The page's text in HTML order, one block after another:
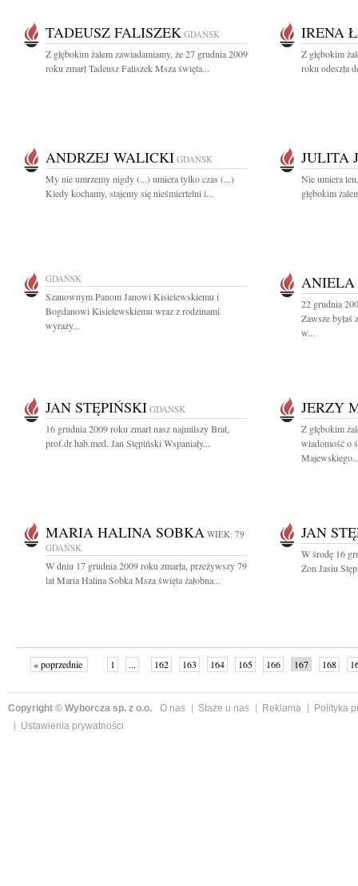
TADEUSZ FALISZEK GDAŃSK
Z głębokim żalem zawiadamiamy, że 27 grudnia 2009
roku zmarł Tadeusz Faliszek Msza święta...
IRENA
Z głębokim
roku odeszła
ANDRZEJ WALICKI GDAŃSK
My nie umrzemy nigdy (...) umiera tylko czas (...)
Kiedy kochamy, stajemy się nieśmiertelni i...
JULITA
Nie umiera
głębokim
GDAŃSK
Szanownym Panom Janowi Kisielewskiemu i
Bogdanowi Kisielewskiemu wraz z rodzinami
wyrazy...
22 grudnia
Zawsze
w...
JAN STĘPIŃSKI GDAŃSK
16 grudnia 2009 roku zmarł nasz najmilszy Brat,
prof.dr hab.med. Jan Stępiński Wspaniały...
JERZY
Z głębokim
wiadomość o
MARIA HALINA SOBKA WIEK: 79
GDAŃSK
W dniu 17 grudnia 2009 roku zmarła, przeżywszy 79
lat Maria Halina Sobka Msza święta żałobna...
JAN
W środę 16
Żon Jasiu
« poprzednie 1 ... 162 163 164 165 166 167 168
Copyright © Wyborcza sp. z o.o. O nas Staże u nas Reklama
Polityka
Ustawienia prywatności